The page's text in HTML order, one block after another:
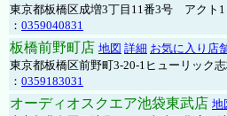
東京都板橋区成増3丁目11番3号 アク
： 0359040831
板橋前野町店 地図 詳細 お気に入り店
東京都板橋区前野町3-20-1ヒューリック
： 0359183031
オーディオスクエア池袋東武店 地